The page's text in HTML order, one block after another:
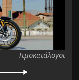
Τιμοκατάλογοι